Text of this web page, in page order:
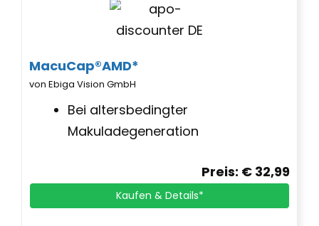
MacuCap®AMD*
von Ebiga Vision GmbH
Bei altersbedingter
Makuladegeneration
Preis: € 32,99
Kaufen & Details*